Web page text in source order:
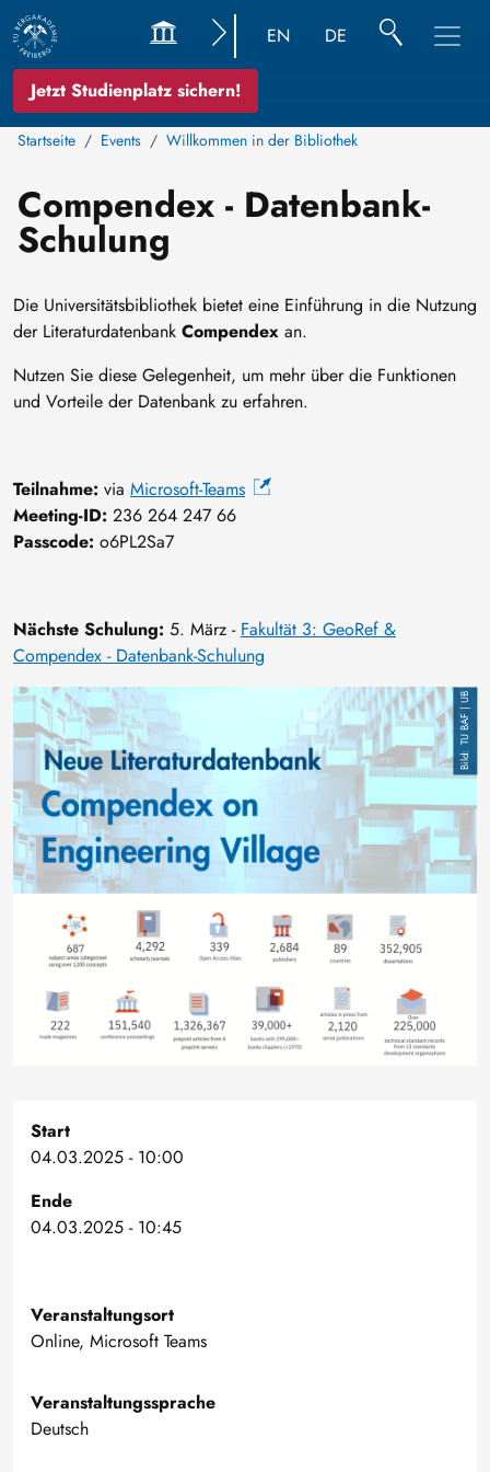
Jetzt Studienplatz sichern!
EN DE
Startseite Events Willkommen in der Bibliothek
Compendex - Datenbank-
Schulung
Image TU BAF | UB
Die Universitätsbibliothek bietet eine Einführung in die Nutzung
der Literaturdatenbank Compendex an.
Nutzen Sie diese Gelegenheit, um mehr über die Funktionen
und Vorteile der Datenbank zu erfahren.
Teilnahme: via Microsoft-Teams
Meeting-ID: 236 264 247 66
Passcode: o6PL2Sa7
Nächste Schulung: 5. März - Fakultät 3: GeoRef &
Compendex - Datenbank-Schulung
Start
04.03.2025 - 10:00
Ende
04.03.2025 - 10:45
Veranstaltungsort
Online, Microsoft Teams
Veranstaltungssprache
Deutsch